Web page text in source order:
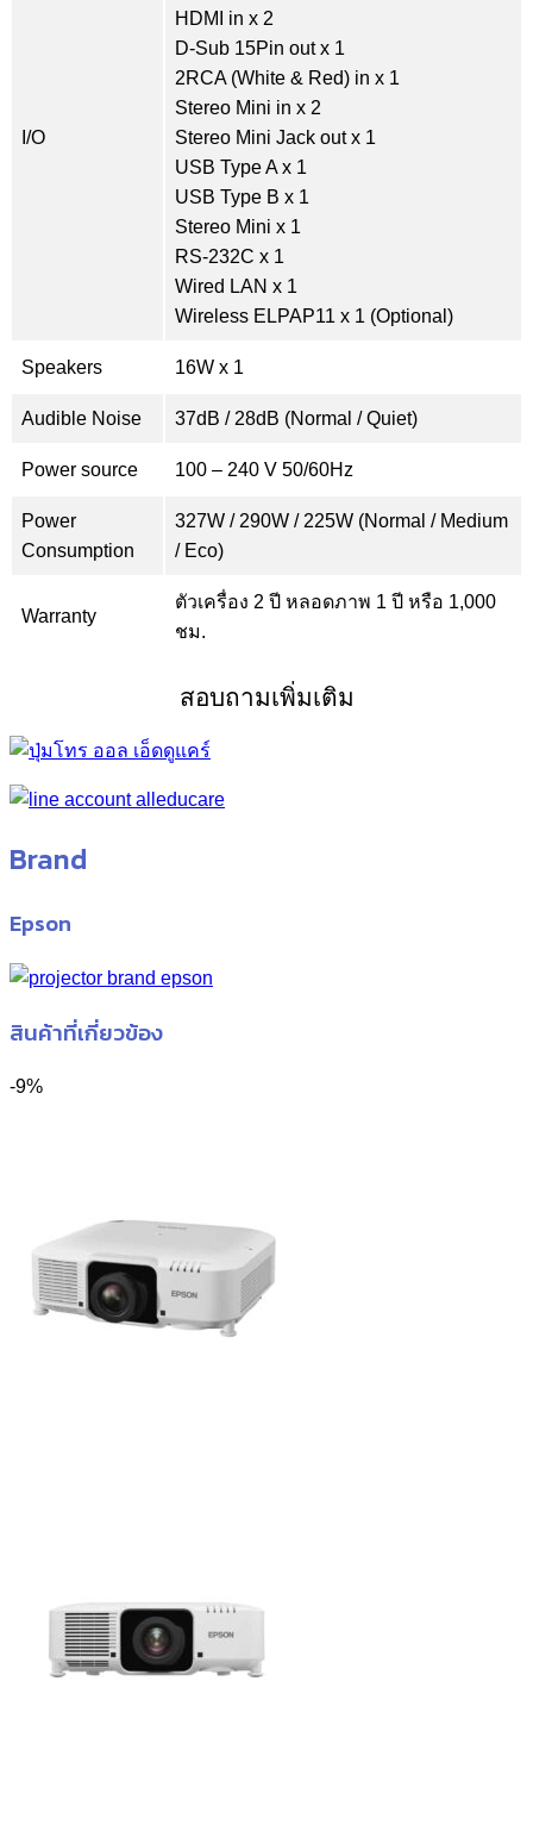
I/O
HDMI in x 2
D-Sub 15Pin out x 1
2RCA (White & Red) in x 1
Stereo Mini in x 2
Stereo Mini Jack out x 1
USB Type A x 1
USB Type B x 1
Stereo Mini x 1
RS-232C x 1
Wired LAN x 1
Wireless ELPAP11 x 1 (Optional)
Speakers 16W x 1
Audible Noise 37dB / 28dB (Normal / Quiet)
Power source 100 – 240 V 50/60Hz
Power
Consumption
327W / 290W / 225W (Normal / Medium
/ Eco)
Warranty
ตัวเครื่อง 2 ปี หลอดภาพ 1 ปี หรือ 1,000
ชม.
สอบถามเพิ่มเติม
Brand
Epson
สินค้าที่เกี่ยวข้อง
-9%